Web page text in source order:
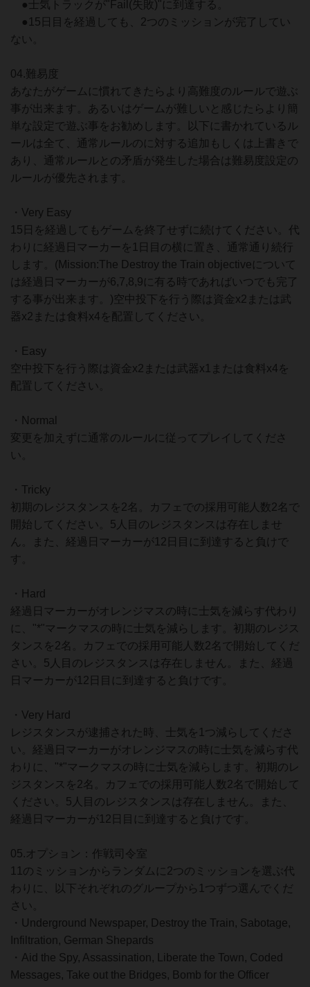
●士気トラックが"Fail(失敗)"に到達する。
●15日目を経過しても、2つのミッションが完了してい
ない。
04.難易度
あなたがゲームに慣れてきたらより高難度のルールで遊ぶ
事が出来ます。あるいはゲームが難しいと感じたらより簡
単な設定で遊ぶ事をお勧めします。以下に書かれているル
ールは全て、通常ルールのに対する追加もしくは上書きで
あり、通常ルールとの矛盾が発生した場合は難易度設定の
ルールが優先されます。
・Very Easy
15日を経過してもゲームを終了せずに続けてください。代
わりに経過日マーカーを1日目の横に置き、通常通り続行
します。(Mission:The Destroy the Train objectiveについて
は経過日マーカーが6,7,8,9に有る時であればいつでも完了
する事が出来ます。)空中投下を行う際は資金x2または武
器x2または食料x4を配置してください。
・Easy
空中投下を行う際は資金x2または武器x1または食料x4を
配置してください。
・Normal
変更を加えずに通常のルールに従ってプレイしてくださ
い。
・Tricky
初期のレジスタンスを2名。カフェでの採用可能人数2名で
開始してください。5人目のレジスタンスは存在しませ
ん。また、経過日マーカーが12日目に到達すると負けで
す。
・Hard
経過日マーカーがオレンジマスの時に士気を減らす代わり
に、"*"マークマスの時に士気を減らします。初期のレジス
タンスを2名。カフェでの採用可能人数2名で開始してくだ
さい。5人目のレジスタンスは存在しません。また、経過
日マーカーが12日目に到達すると負けです。
・Very Hard
レジスタンスが逮捕された時、士気を1つ減らしてくださ
い。経過日マーカーがオレンジマスの時に士気を減らす代
わりに、"*"マークマスの時に士気を減らします。初期のレ
ジスタンスを2名。カフェでの採用可能人数2名で開始して
ください。5人目のレジスタンスは存在しません。また、
経過日マーカーが12日目に到達すると負けです。
05.オプション：作戦司令室
11のミッションからランダムに2つのミッションを選ぶ代
わりに、以下それぞれのグループから1つずつ選んでくだ
さい。
・Underground Newspaper, Destroy the Train, Sabotage,
Infiltration, German Shepards
・Aid the Spy, Assassination, Liberate the Town, Coded
Messages, Take out the Bridges, Bomb for the Officer